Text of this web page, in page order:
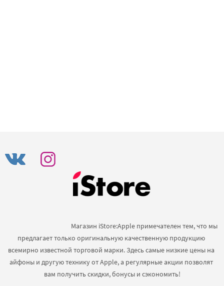
предлагает только оригинальную качественную продукцию
всемирно известной торговой марки. Здесь самые низкие цены на
айфоны и другую технику от Apple, а регулярные акции позволят
вам получить скидки, бонусы и сэкономить!